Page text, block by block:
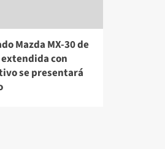
Mazda MX-30 de
con
se presentará